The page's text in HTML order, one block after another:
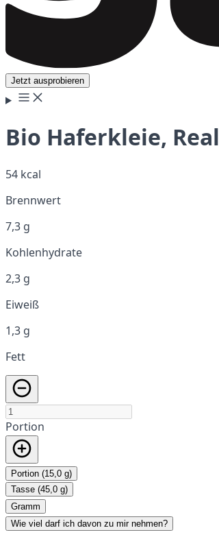
Jetzt ausprobieren
Bio Haferkleie, Real
54 kcal
Brennwert
7,3 g
Kohlenhydrate
2,3 g
Eiweiß
1,3 g
Fett
Portion
Portion (15,0 g)
Tasse (45,0 g)
Gramm
Wie viel darf ich davon zu mir nehmen?